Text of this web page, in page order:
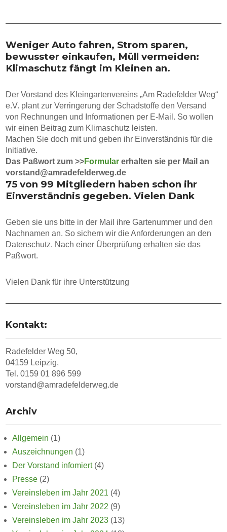
Weniger Auto fahren, Strom sparen,
bewusster einkaufen, Müll vermeiden:
Klimaschutz fängt im Kleinen an.
Der Vorstand des Kleingartenvereins „Am Radefelder Weg“
e.V. plant zur Verringerung der Schadstoffe den Versand
von Rechnungen und Informationen per E-Mail. So wollen
wir einen Beitrag zum Klimaschutz leisten.
Machen Sie doch mit und geben ihr Einverständnis für die
Initiative.
Das Paßwort zum >>Formular erhalten sie per Mail an
vorstand@amradefelderweg.de
75 von 99 Mitgliedern haben schon ihr
Einverständnis gegeben. Vielen Dank
Geben sie uns bitte in der Mail ihre Gartenummer und den
Nachnamen an. So sichern wir die Anforderungen an den
Datenschutz. Nach einer Überprüfung erhalten sie das
Paßwort.
Vielen Dank für ihre Unterstützung
Kontakt:
Radefelder Weg 50,
04159 Leipzig,
Tel. 0159 01 896 599
vorstand@amradefelderweg.de
Archiv
Allgemein (1)
Auszeichnungen (1)
Der Vorstand infomiert(4)
Presse (2)
Vereinsleben im Jahr 2021 (4)
Vereinsleben im Jahr 2022 (9)
Vereinsleben im Jahr 2023 (13)